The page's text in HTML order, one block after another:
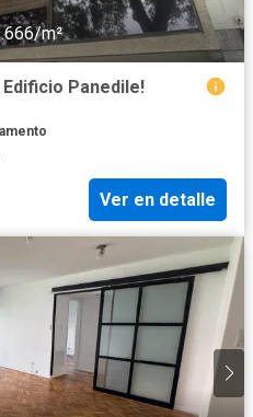
m²
Panedile!
Ver en detalle